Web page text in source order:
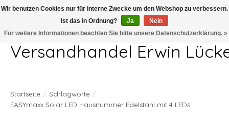
Telefon 04407 715872 MO-DO 7.00-17.00Uhr FR 7.00-13.00Uhr
Versandhandel Erwin
Startseite / Schlagworte /
EASYmaxx Solar LED Hausnummer Edelstahl mit 4 LEDs
Wir benutzen Cookies nur für interne Zwecke um den Webshop zu verbessern.
Ist das in Ordnung?
Ja
Nein
Für weitere Informationen beachten Sie bitte unsere Datenschutzerklärung. »